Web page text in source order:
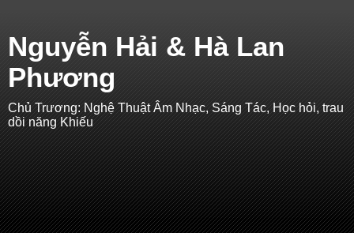
Nguyễn Hải & Hà Lan
Phương
Chủ Trương: Nghệ Thuật Âm Nhạc, Sáng Tác, Học hỏi, trau
dồi năng Khiếu